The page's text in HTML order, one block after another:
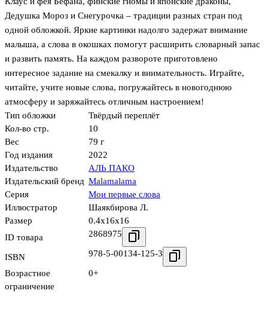
Дедушка Мороз и Снегурочка – традиции разных стран под
одной обложкой. Яркие картинки надолго задержат внимание
малыша, а слова в окошках помогут расширить словарный запас
и развить память. На каждом развороте приготовлено
интересное задание на смекалку и внимательность. Играйте,
читайте, учите новые слова, погружайтесь в новогоднюю
атмосферу и заряжайтесь отличным настроением!
Тип обложки
Твёрдый переплёт
Кол-во стр.
10
Вес
79 г
Год издания
2022
Издательство
АЛЬ ПАКО
Издательский бренд Malamalama
Серия
Мои первые слова
Иллюстратор
Шаякбирова Л.
Размер
0.4x16x16
ID товара
2868975
ISBN 978-5-00134-125-3
Возрастное
ограничение
0+